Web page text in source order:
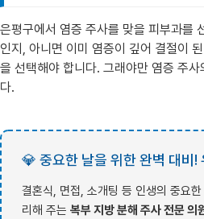
은평구에서 염증 주사를 맞을 피부과를
인지, 아니면 이미 염증이 깊어 결절이
을 선택해야 합니다. 그래야만 염증 주
다.
💎 중요한 날을 위한 완벽 대비!
결혼식, 면접, 소개팅 등 인생의 중요
리해 주는 복부 지방 분해 주사 전문 의